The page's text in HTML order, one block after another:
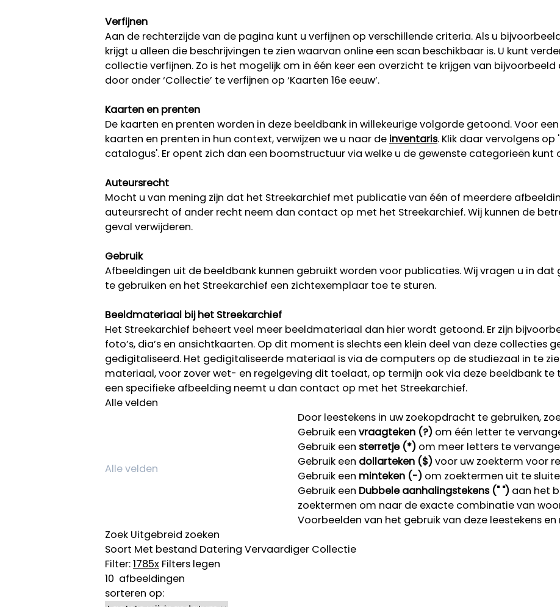
Verfijnen
Aan de rechterzijde van de pagina kunt u verfijnen op verschillende criteria. Als u
krijgt u alleen die beschrijvingen te zien waarvan online een scan beschikbaar is. U kunt
collectie verfijnen. Zo is het mogelijk om in één keer een overzicht te krijgen van
door onder ‘Collectie’ te verfijnen op ‘Kaarten 16e eeuw’.
Kaarten en prenten
De kaarten en prenten worden in deze beeldbank in willekeurige volgorde getoond. Voor
kaarten en prenten in hun context, verwijzen we u naar de inventaris. Klik daar vervolgens
catalogus'. Er opent zich dan een boomstructuur via welke u de gewenste categorieën kunt
Auteursrecht
Mocht u van mening zijn dat het Streekarchief met publicatie van één of meerdere
auteursrecht of ander recht neem dan contact op met het Streekarchief. Wij kunnen de
geval verwijderen.
Gebruik
Afbeeldingen uit de beeldbank kunnen gebruikt worden voor publicaties. Wij vragen u in
te gebruiken en het Streekarchief een zichtexemplaar toe te sturen.
Beeldmateriaal bij het Streekarchief
Het Streekarchief beheert veel meer beeldmateriaal dan hier wordt getoond. Er zijn
foto’s, dia’s en ansichtkaarten. Op dit moment is slechts een klein deel van deze collecties
gedigitaliseerd. Het gedigitaliseerde materiaal is via de computers op de studiezaal in te
materiaal, voor zover wet- en regelgeving dit toelaat, op termijn ook via deze beeldbank te
een specifieke afbeelding neemt u dan contact op met het Streekarchief.
Alle velden
Door leestekens in uw zoekopdracht te gebruiken,
Gebruik een vraagteken (?) om één letter te
Gebruik een sterretje (*) om meer letters te
Gebruik een dollarteken ($)voor uw zoekterm voor
Gebruik een minteken (-) om zoektermen uit te
Gebruik een Dubbele aanhalingstekens (" ") aan het
zoektermen om naar de exacte combinatie van
Voorbeelden van het gebruik van deze leestekens
Zoek Uitgebreid zoeken
Soort Met bestand Datering Vervaardiger Collectie
Filter:1785x Filters legen
10 afbeeldingen
sorteren op: